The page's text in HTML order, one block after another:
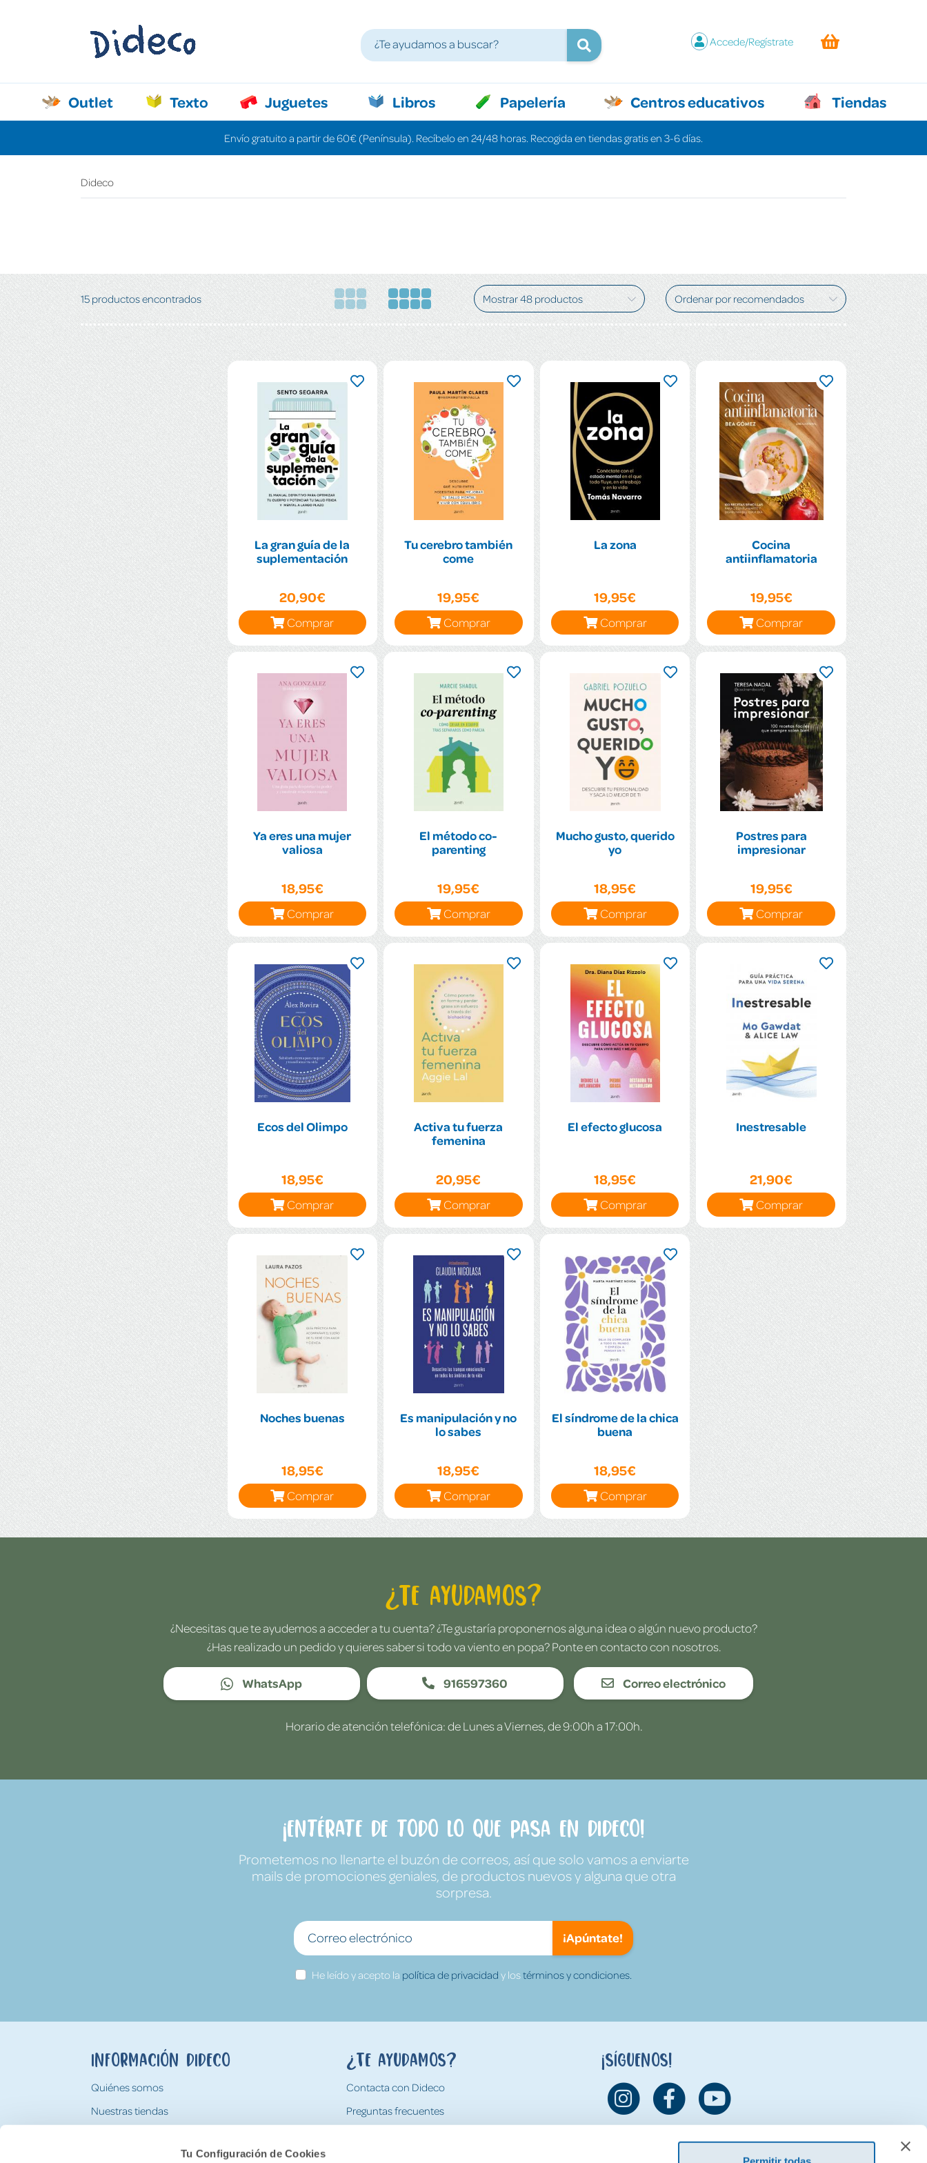
Tu Configuración de Cookies
Accede/Regístrate
Outlet Texto Juguetes Libros Papelería Centros educativos Tiendas
Envío gratuito a partir de 60€ (Península). Recíbelo en 24/48 horas. Recogida en tiendas gratis en 3-6 días.
Dideco
15 productos encontrados
La gran guía de la
suplementación
20,90€
Comprar
Tu cerebro también
come
19,95€
Comprar
La zona
19,95€
Comprar
Cocina
antiinflamatoria
19,95€
Comprar
Ya eres una mujer
valiosa
18,95€
Comprar
El método co-
parenting
19,95€
Comprar
Mucho gusto, querido
yo
18,95€
Comprar
Postres para
impresionar
19,95€
Comprar
Ecos del Olimpo
18,95€
Comprar
Activa tu fuerza
femenina
20,95€
Comprar
El efecto glucosa
18,95€
Comprar
Inestresable
21,90€
Comprar
Noches buenas
18,95€
Comprar
Es manipulación y no
lo sabes
18,95€
Comprar
El síndrome de la chica
buena
18,95€
Comprar
¿Te ayudamos?
¿Necesitas que te ayudemos a acceder a tu cuenta? ¿Te gustaría proponernos alguna idea o algún nuevo producto?
¿Has realizado un pedido y quieres saber si todo va viento en popa? Ponte en contacto con nosotros.
WhatsApp 916597360 Correo electrónico
Horario de atención telefónica: de Lunes a Viernes, de 9:00h a 17:00h.
¡Entérate de todo lo que pasa en Dideco!
Prometemos no llenarte el buzón de correos, así que solo vamos a enviarte
mails de promociones geniales, de productos nuevos y alguna que otra
sorpresa.
¡Apúntate!
He leído y acepto la política de privacidad y lostérminos y condiciones.
Información Dideco
Quiénes somos
Nuestras tiendas
Tarjeta Regalo Dideco
¿Te ayudamos?
Contacta con Dideco
Preguntas frecuentes
¡Síguenos!